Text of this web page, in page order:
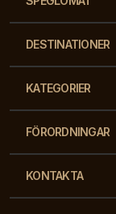
DESTINATIONER
KATEGORIER
FÖRORDNINGAR
KONTAKTA